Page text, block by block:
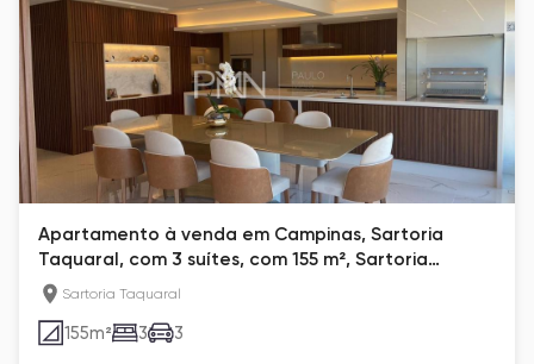
Apartamento à venda em Campinas, Sartoria
Taquaral, com 3 suítes, com 155 m², Sartoria
Taquaral
Sartoria Taquaral
155m² 3 3